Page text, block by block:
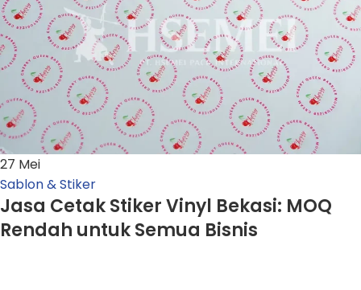
27 Mei
Sablon & Stiker
Jasa Cetak Stiker Vinyl Bekasi: MOQ
Rendah untuk Semua Bisnis